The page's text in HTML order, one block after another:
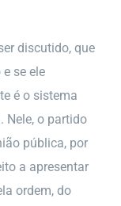
discutido, que
se ele
é o sistema
Nele, o partido
pública, por
a apresentar
ordem, do